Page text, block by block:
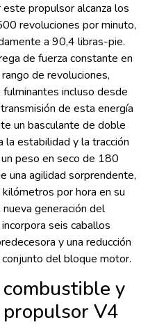
propulsor alcanza los
revoluciones por minuto,
a 90,4 libras-pie.
de fuerza constante en
de revoluciones,
incluso desde
de esta energía
un basculante de doble
la estabilidad y la tracción
peso en seco de 180
una agilidad sorprendente,
por hora en su
generación del
seis caballos
y una reducción
del bloque motor.
y
V4